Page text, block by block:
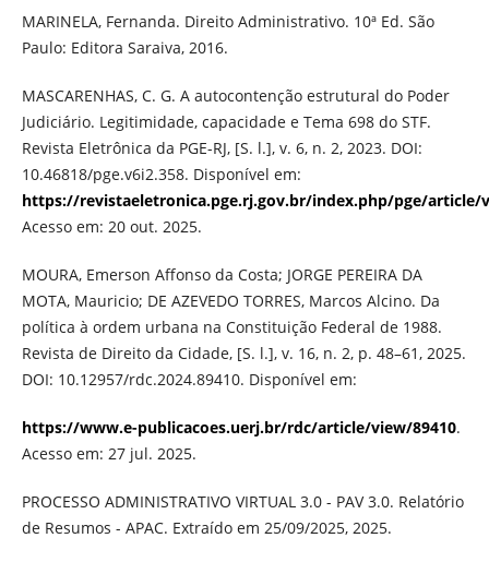
MARINELA, Fernanda. Direito Administrativo. 10ª Ed. São
Paulo: Editora Saraiva, 2016.
MASCARENHAS, C. G. A autocontenção estrutural do Poder
Judiciário. Legitimidade, capacidade e Tema 698 do STF.
Revista Eletrônica da PGE-RJ, [S. l.], v. 6, n. 2, 2023. DOI:
10.46818/pge.v6i2.358. Disponível em:
https://revistaeletronica.pge.rj.gov.br/index.php/pge/article/
Acesso em: 20 out. 2025.
MOURA, Emerson Affonso da Costa; JORGE PEREIRA DA
MOTA, Mauricio; DE AZEVEDO TORRES, Marcos Alcino. Da
política à ordem urbana na Constituição Federal de 1988.
Revista de Direito da Cidade, [S. l.], v. 16, n. 2, p. 48–61, 2025.
DOI: 10.12957/rdc.2024.89410. Disponível em:
https://www.e-publicacoes.uerj.br/rdc/article/view/89410.
Acesso em: 27 jul. 2025.
PROCESSO ADMINISTRATIVO VIRTUAL 3.0 - PAV 3.0. Relatório
de Resumos - APAC. Extraído em 25/09/2025, 2025.